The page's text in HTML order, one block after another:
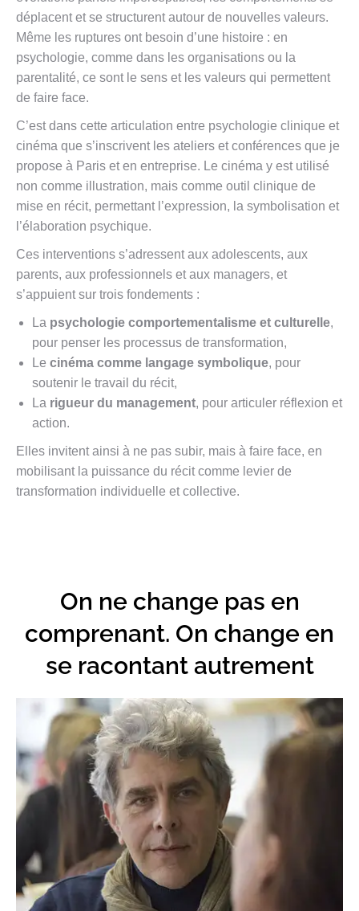
déplacent et se structurent autour de nouvelles valeurs.
Même les ruptures ont besoin d’une histoire : en
psychologie, comme dans les organisations ou la
parentalité, ce sont le sens et les valeurs qui permettent
de faire face.
C’est dans cette articulation entre psychologie clinique et
cinéma que s’inscrivent les ateliers et conférences que je
propose à Paris et en entreprise. Le cinéma y est utilisé
non comme illustration, mais comme outil clinique de
mise en récit, permettant l’expression, la symbolisation et
l’élaboration psychique.
Ces interventions s’adressent aux adolescents, aux
parents, aux professionnels et aux managers, et
s’appuient sur trois fondements :
La psychologie comportementalisme et culturelle,
pour penser les processus de transformation,
Le cinéma comme langage symbolique, pour
soutenir le travail du récit,
La rigueur du management, pour articuler réflexion et
action.
Elles invitent ainsi à ne pas subir, mais à faire face, en
mobilisant la puissance du récit comme levier de
transformation individuelle et collective.
On ne change pas en
comprenant. On change en
se racontant autrement